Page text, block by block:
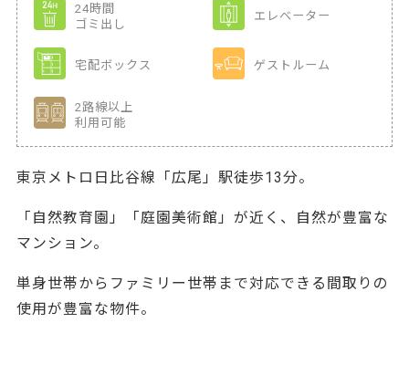
24時間
ゴミ出し
エレベーター
宅配ボックス ゲストルーム
2路線以上
利用可能
東京メトロ日比谷線「広尾」駅徒歩13分。
「自然教育園」「庭園美術館」が近く、自然が豊富な
マンション。
単身世帯からファミリー世帯まで対応できる間取りの
使用が豊富な物件。